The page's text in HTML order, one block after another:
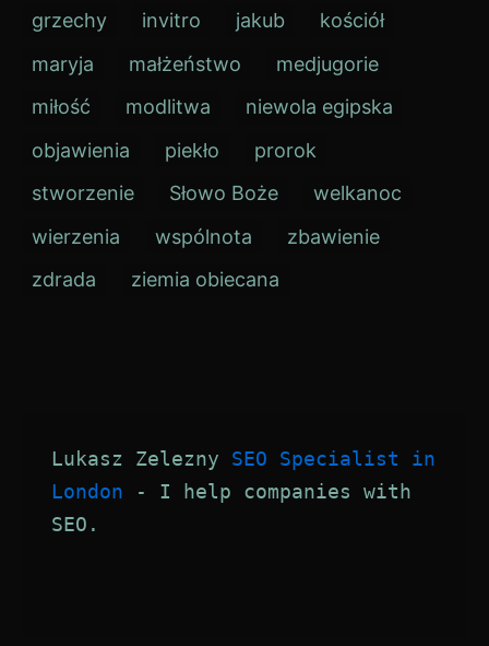
grzechy
invitro jakub
kościół
maryja
małżeństwo
medjugorie
miłość
modlitwa
niewola egipska
objawienia
piekło
prorok
stworzenie
Słowo Boże
welkanoc
wierzenia
wspólnota
zbawienie
zdrada
ziemia obiecana
Lukasz Zelezny SEO Specialist in
London - I help companies with
SEO.